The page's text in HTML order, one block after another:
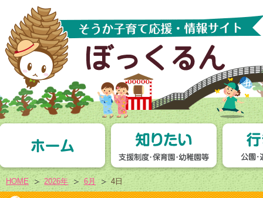
HOME 2026年 6月 4日